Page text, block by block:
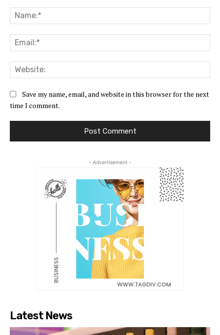
Save my name, email, and website in this browser for the next
time I comment.
- Advertisement -
Latest News